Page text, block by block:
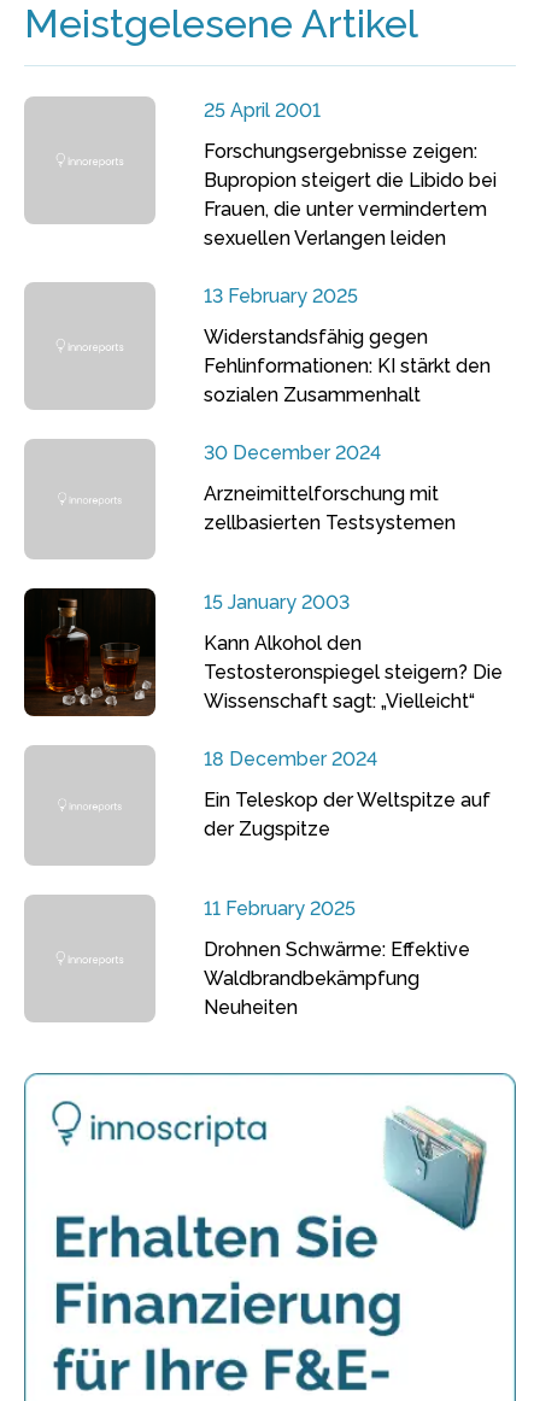
Meistgelesene Artikel
25 April 2001
Forschungsergebnisse zeigen:
Bupropion steigert die Libido bei
Frauen, die unter vermindertem
sexuellen Verlangen leiden
13 February 2025
Widerstandsfähig gegen
Fehlinformationen: KI stärkt den
sozialen Zusammenhalt
30 December 2024
Arzneimittelforschung mit
zellbasierten Testsystemen
15 January 2003
Kann Alkohol den
Testosteronspiegel steigern? Die
Wissenschaft sagt: „Vielleicht“
18 December 2024
Ein Teleskop der Weltspitze auf
der Zugspitze
11 February 2025
Drohnen Schwärme: Effektive
Waldbrandbekämpfung
Neuheiten